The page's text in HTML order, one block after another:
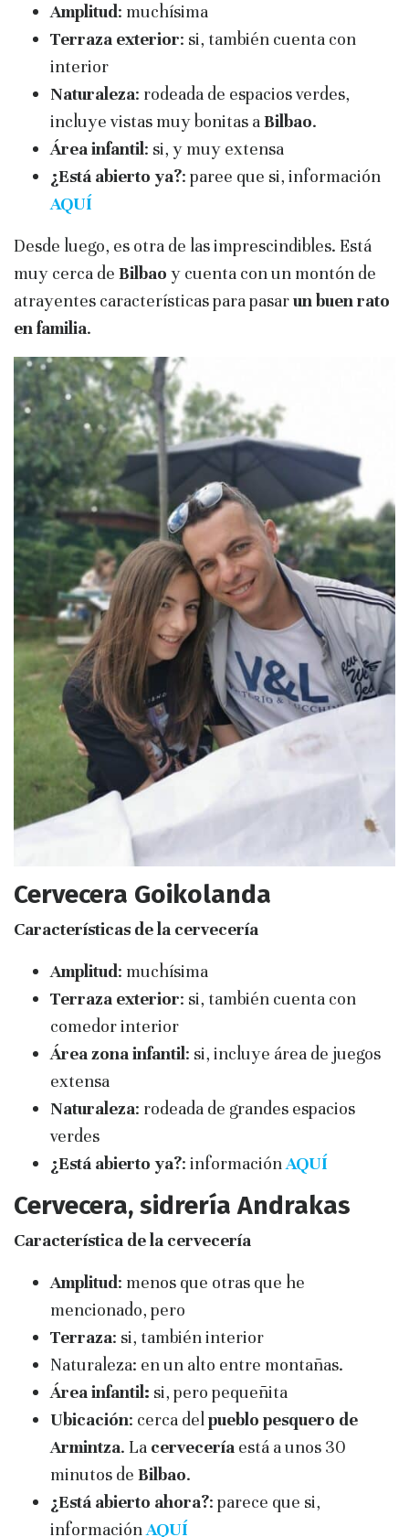
Amplitud: muchísima
Terraza exterior: si, también cuenta con
interior
Naturaleza: rodeada de espacios verdes,
incluye vistas muy bonitas aBilbao.
Área infantil: si, y muy extensa
¿Está abierto ya?: paree que si, información
AQUÍ
Desde luego, es otra de las imprescindibles. Está
muy cerca de Bilbao y cuenta con un montón de
atrayentes características para pasarun buen rato
en familia.
Cervecera Goikolanda
Características de la cervecería
Amplitud: muchísima
Terraza exterior: si, también cuenta con
comedor interior
Área zona infantil: si, incluye área de juegos
extensa
Naturaleza: rodeada de grandes espacios
verdes
¿Está abierto ya?: informaciónAQUÍ
Cervecera, sidrería Andrakas
Característica de la cervecería
Amplitud: menos que otras que he
mencionado, pero
Terraza: si, también interior
Naturaleza: en un alto entre montañas.
Área infantil: si, pero pequeñita
Ubicación: cerca delpueblo pesquero de
Armintza. La cervecería está a unos 30
minutos de Bilbao.
¿Está abierto ahora?: parece que si,
informaciónAQUÍ